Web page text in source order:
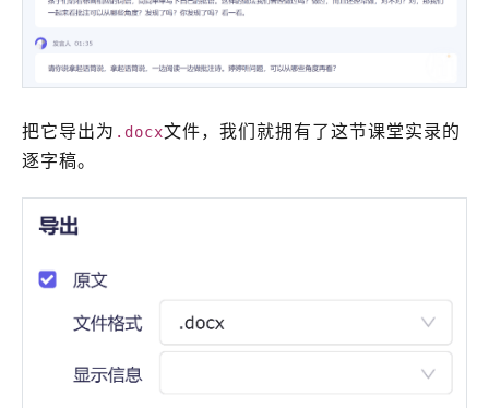
把它导出为 .docx文件，我们就拥有了这节课堂实录的
逐字稿。